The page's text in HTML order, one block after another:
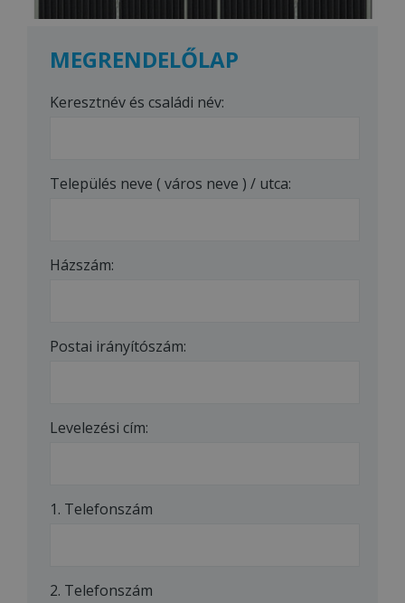
MEGRENDELŐLAP
Keresztnév és családi név:
Település neve ( város neve ) / utca:
Házszám:
Postai irányítószám:
Levelezési cím:
1. Telefonszám
2. Telefonszám